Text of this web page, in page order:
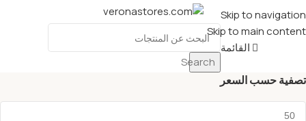
Skip to navigation
Skip to main content
القائمة
Search
تصفية حسب السعر